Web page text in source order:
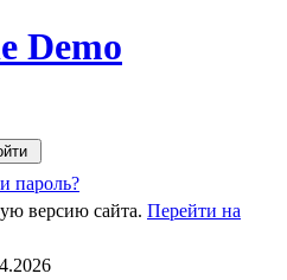
Demo
пароль?
версию сайта. Перейти на